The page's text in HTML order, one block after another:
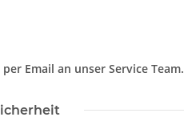
Email an unser Service Team.